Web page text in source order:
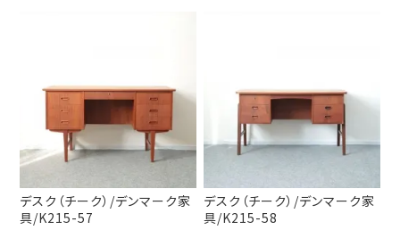
デスク（チーク）/デンマーク家
具/K215-57
デスク（チーク）/デンマーク家
具/K215-58